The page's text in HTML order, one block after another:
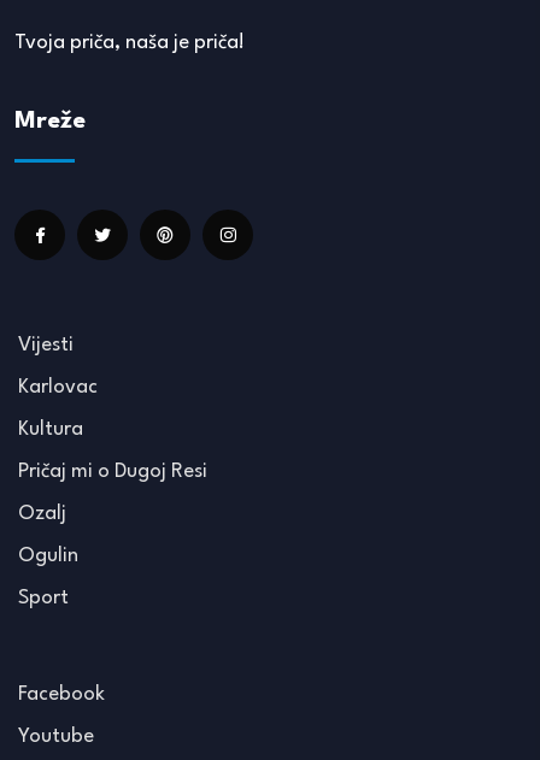
Tvoja priča, naša je priča!
Mreže
Vijesti
Karlovac
Kultura
Pričaj mi o Dugoj Resi
Ozalj
Ogulin
Sport
Facebook
Youtube